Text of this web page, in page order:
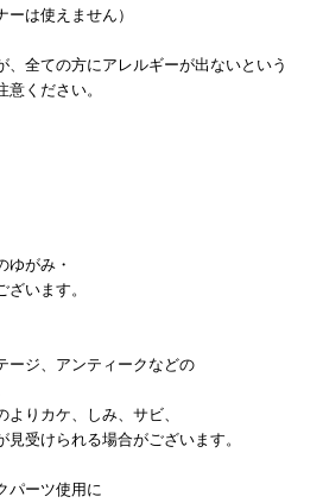
ーは使えません）
、全ての方にアレルギーが出ないという
ください。
ゆがみ・
います。
ージ、アンティークなどの
りカケ、しみ、サビ、
受けられる場合がございます。
パーツ使用に